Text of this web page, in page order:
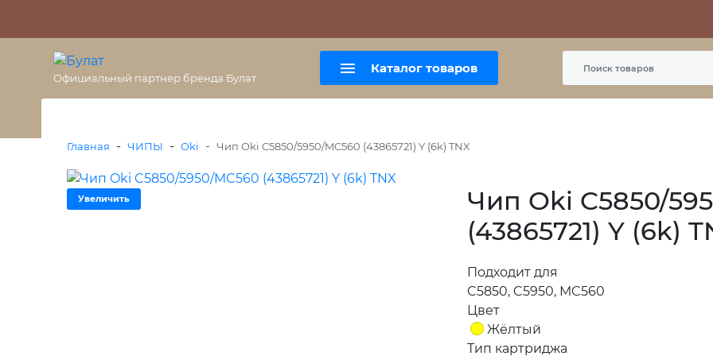
+7 (495) 477-56-25
Официальный партнер бренда Булат
Каталог товаров
Главная - ЧИПЫ - Oki - Чип Oki C5850/5950/MC560 (43865721) Y (6k) TNX
Увеличить
Чип Oki C5850/
(43865721) Y (6k)
Подходит для
C5850, C5950, MC560
Цвет
Жёлтый
Тип картриджа